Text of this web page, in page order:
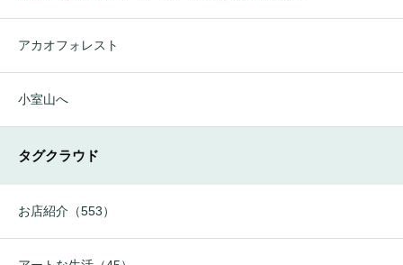
アカオフォレスト
小室山へ
タグクラウド
お店紹介（553）